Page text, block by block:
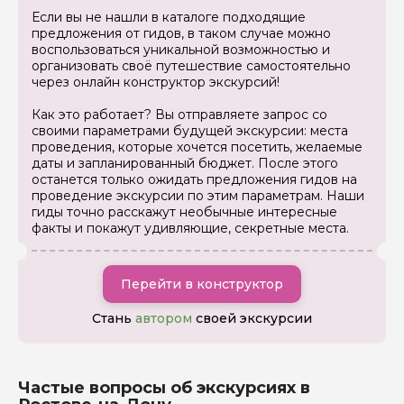
Если вы не нашли в каталоге подходящие
предложения от гидов, в таком случае можно
воспользоваться уникальной возможностью и
организовать своё путешествие самостоятельно
через онлайн конструктор экскурсий!
Как это работает? Вы отправляете запрос со
своими параметрами будущей экскурсии: места
проведения, которые хочется посетить, желаемые
даты и запланированный бюджет. После этого
останется только ожидать предложения гидов на
проведение экскурсии по этим параметрам. Наши
гиды точно расскажут необычные интересные
факты и покажут удивляющие, секретные места.
Перейти в конструктор
Стань автором своей экскурсии
Частые вопросы об экскурсиях в
Я даю своё согласие на обработку персональных
данных